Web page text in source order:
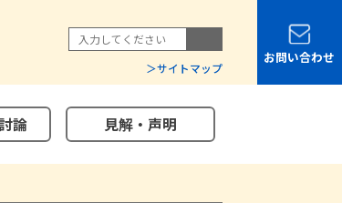
サイトマップ
論 見解・声明
お問い合わせ